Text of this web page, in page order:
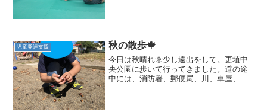
児童発達支援 秋の散歩🍁
今日は秋晴れ🌞少し遠出をして。更埴中
央公園に歩いて行ってきました。道の途
中には、消防署、郵便局、川、車屋、市